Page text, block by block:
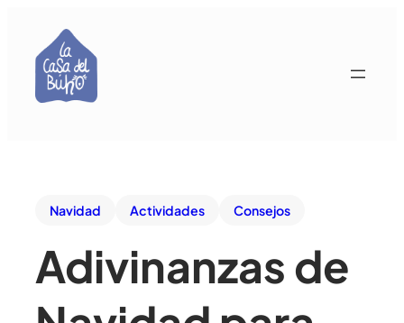
Navidad Actividades Consejos
Adivinanzas de